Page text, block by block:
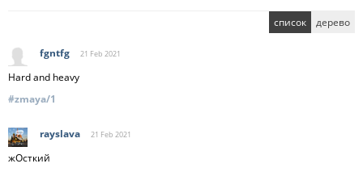
список дерево
fgntfg 21 Feb 2021
Hard and heavy
#zmaya/1
rayslava 21 Feb 2021
жОсткий